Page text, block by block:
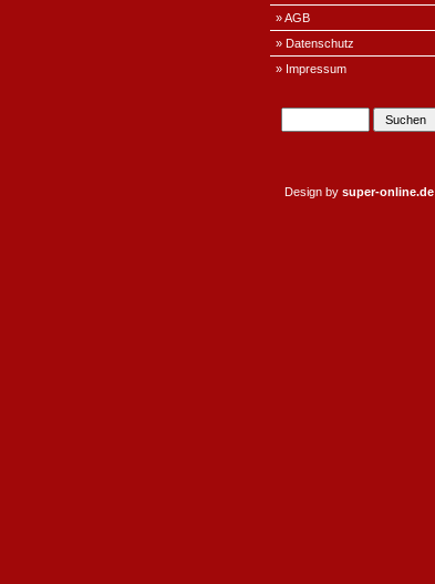
» AGB
» Datenschutz
» Impressum
Design by super-online.de